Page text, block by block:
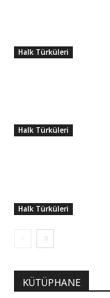
Halk Türküleri
Halk Türküleri
Halk Türküleri
KÜTÜPHANE